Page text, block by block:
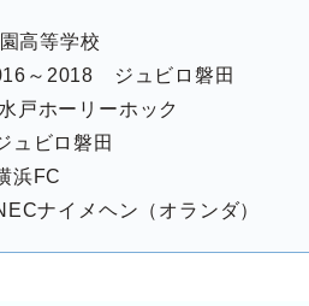
高等学校
～2018 ジュビロ磐田
ーリーホック
ビロ磐田
浜FC
ナイメヘン（オランダ）